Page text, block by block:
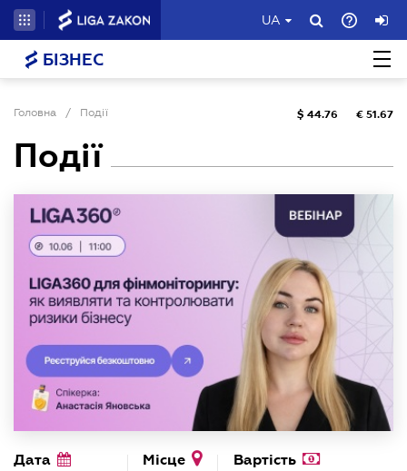
UA
БІЗНЕС
Головна / Події $ 44.76 € 51.67
Події
Дата Місце Вартість